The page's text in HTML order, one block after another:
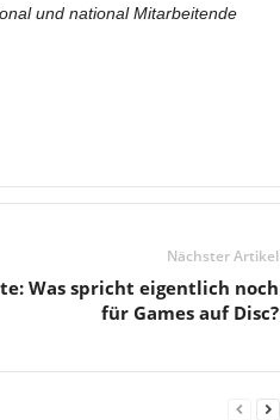
und national Mitarbeitende
Nächster Artikel
Was spricht eigentlich noch
für Games auf Disc?